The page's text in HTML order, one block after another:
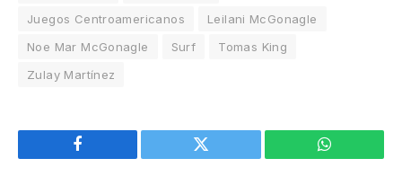
Juegos Centroamericanos
Leilani McGonagle
Noe Mar McGonagle
Surf
Tomas King
Zulay Martínez
Facebook Twitter WhatsApp